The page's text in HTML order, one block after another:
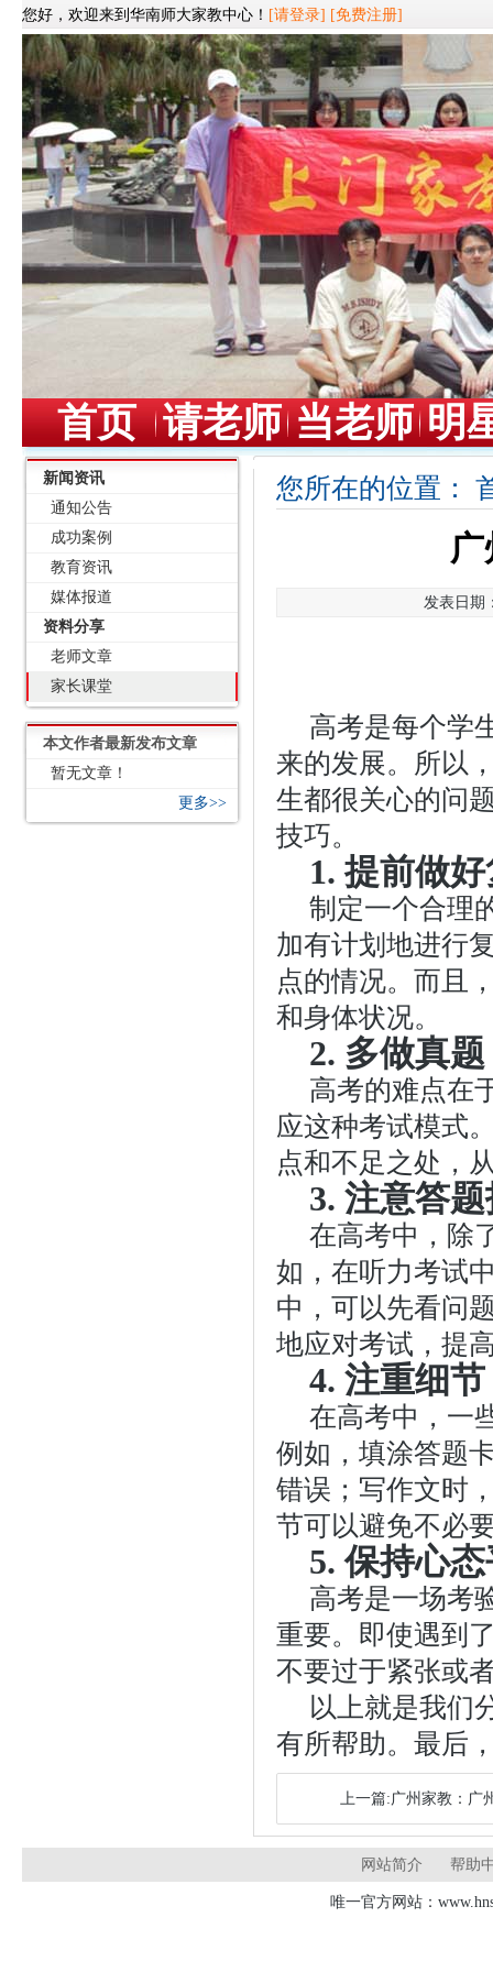
您好，欢迎来到华南师大家教中心！ [请登录] [免费注册]
首页 请老师 当老师 明
新闻资讯
通知公告
成功案例
教育资讯
媒体报道
资料分享
老师文章
家长课堂
本文作者最新发布文章
暂无文章！
更多>>
您所在的位置：
发表日期
高考是每个学
来的发展。所以
生都很关心的问
技巧。
1. 提前做
制定一个合理
加有计划地进行
点的情况。而且
和身体状况。
2. 多做真题
高考的难点在
应这种考试模式
点和不足之处，
3. 注意答
在高考中，除
如，在听力考试
中，可以先看问
地应对考试，提
4. 注重细节
在高考中，一
例如，填涂答题
错误；写作文时
节可以避免不必
5. 保持心
高考是一场考
重要。即使遇到
不要过于紧张或
以上就是我们
有所帮助。最后
上一篇:广州家教：广
网站简介 帮助
唯一官方网站：